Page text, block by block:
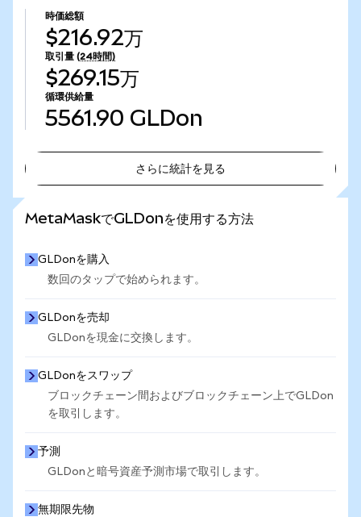
時価総額
$216.92万
取引量 (24時間)
$269.15万
循環供給量
5561.90 GLDon
さらに統計を見る
MetaMaskでGLDonを使用する方法
GLDonを購入
数回のタップで始められます。
GLDonを売却
GLDonを現金に交換します。
GLDonをスワップ
ブロックチェーン間およびブロックチェーン上でGLDon
を取引します。
予測
GLDonと暗号資産予測市場で取引します。
無期限先物